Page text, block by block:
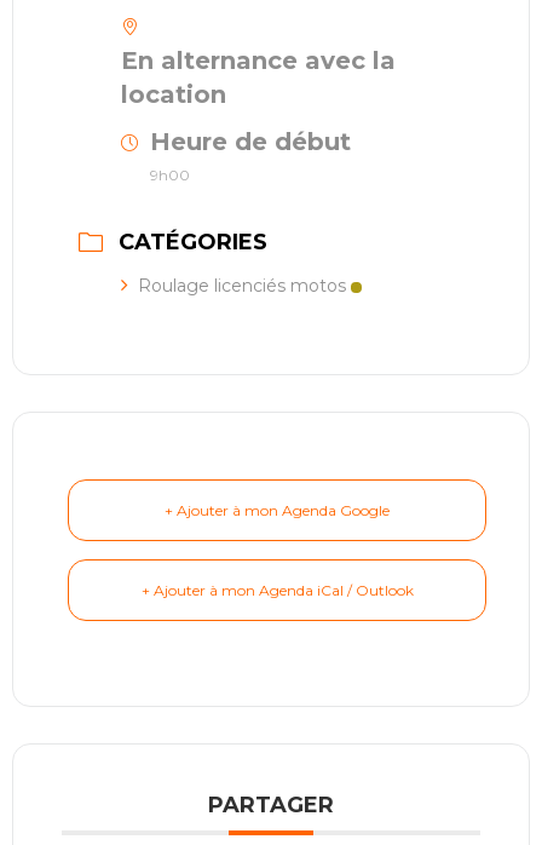
En alternance avec la
location
Heure de début
9h00
CATÉGORIES
Roulage licenciés motos
+ Ajouter à mon Agenda Google
+ Ajouter à mon Agenda iCal / Outlook
PARTAGER